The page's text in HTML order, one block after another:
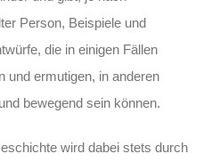
Person, Beispiele und
die in einigen Fällen
und ermutigen, in anderen
bewegend sein können.
wird dabei stets durch